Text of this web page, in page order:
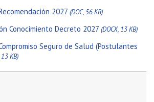
2027 (DOC, 56 KB)
Conocimiento Decreto 2027 (DOCX, 13 KB)
Seguro de Salud (Postulantes
13 KB)